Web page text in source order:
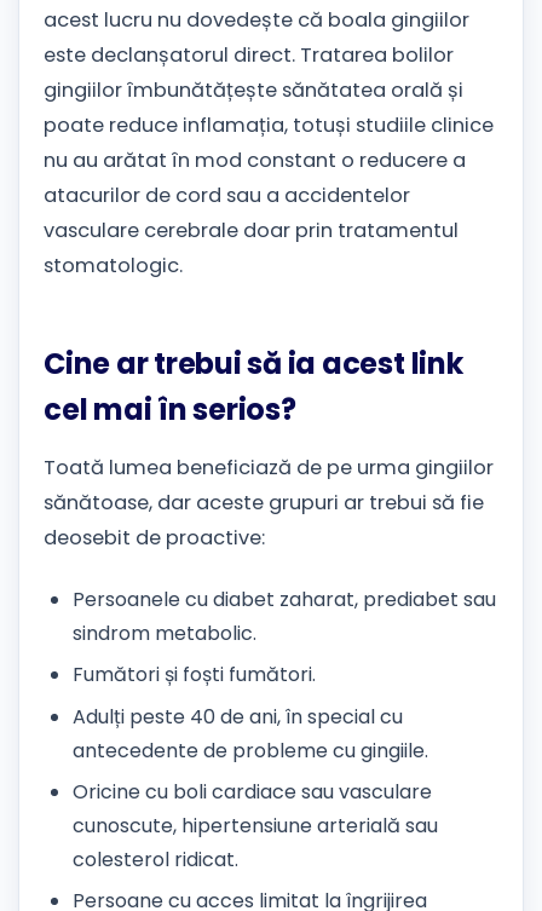
acest lucru nu dovedește că boala gingiilor
este declanșatorul direct. Tratarea bolilor
gingiilor îmbunătățește sănătatea orală și
poate reduce inflamația, totuși studiile clinice
nu au arătat în mod constant o reducere a
atacurilor de cord sau a accidentelor
vasculare cerebrale doar prin tratamentul
stomatologic.
Cine ar trebui să ia acest link
cel mai în serios?
Toată lumea beneficiază de pe urma gingiilor
sănătoase, dar aceste grupuri ar trebui să fie
deosebit de proactive:
Persoanele cu diabet zaharat, prediabet sau
sindrom metabolic.
Fumători și foști fumători.
Adulți peste 40 de ani, în special cu
antecedente de probleme cu gingiile.
Oricine cu boli cardiace sau vasculare
cunoscute, hipertensiune arterială sau
colesterol ridicat.
Persoane cu acces limitat la îngrijirea